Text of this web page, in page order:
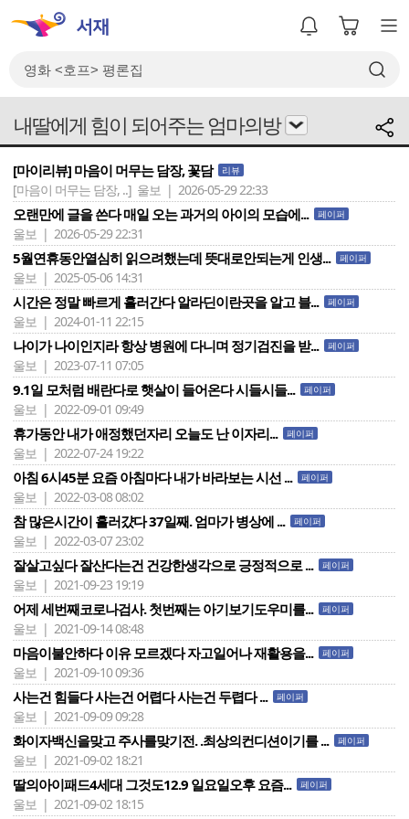
내딸에게 힘이 되어주는 엄마의방
[마이리뷰] 마음이 머무는 담장, 꽃담 리뷰
[마음이 머무는 담장, ..] 울보 | 2026-05-29 22:33
오랜만에 글을 쓴다 매일 오는 과거의 아이의 모습에... 페이퍼
울보 | 2026-05-29 22:31
5월연휴동안열심히 읽으려했는데 뜻대로안되는게 인생... 페이퍼
울보 | 2025-05-06 14:31
시간은 정말 빠르게 흘러간다 알라딘이란곳을 알고 블... 페이퍼
울보 | 2024-01-11 22:15
나이가 나이인지라 항상 병원에 다니며 정기검진을 받... 페이퍼
울보 | 2023-07-11 07:05
9.1일 모처럼 배란다로 햇살이 들어온다 시들시들... 페이퍼
울보 | 2022-09-01 09:49
휴가동안 내가 애정했던자리 오늘도 난 이자리... 페이퍼
울보 | 2022-07-24 19:22
아침 6시45분 요즘 아침마다 내가 바라보는 시선 ... 페이퍼
울보 | 2022-03-08 08:02
참 많은시간이 흘러걌다 37일째. 엄마가 병상에 ... 페이퍼
울보 | 2022-03-07 23:02
잘살고싶다 잘산다는건 건강한생각으로 긍정적으로 ... 페이퍼
울보 | 2021-09-23 19:19
어제 세번째코로나검사. 첫번째는 아기보기도우미를... 페이퍼
울보 | 2021-09-14 08:48
마음이불안하다 이유 모르겠다 자고일어나 재활용을... 페이퍼
울보 | 2021-09-10 09:36
사는건 힘들다 사는건 어렵다 사는건 두렵다 ... 페이퍼
울보 | 2021-09-09 09:28
화이자백신을맞고 주사를맞기전. .최상의컨디션이기를 ... 페이퍼
울보 | 2021-09-02 18:21
딸의아이패드4세대 그것도12.9 일요일오후 요즘... 페이퍼
울보 | 2021-09-02 18:15